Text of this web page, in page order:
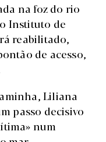
na foz do rio
Instituto de
reabilitado,
de acesso,
Liliana
passo decisivo
num